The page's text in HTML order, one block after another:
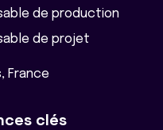
de production
de projet
France
clés